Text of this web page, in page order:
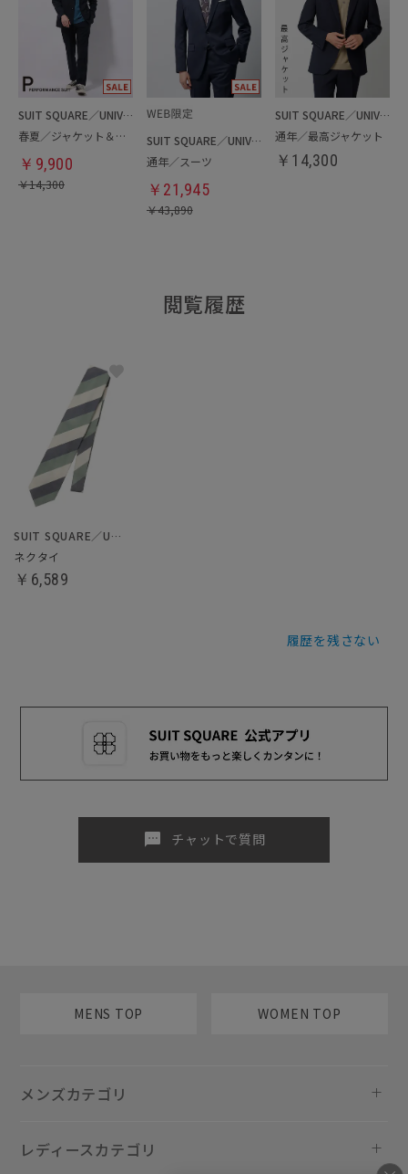
SUIT SQUARE／UNIVERSAL LANGUAGE
春夏／ジャケット＆パンツセットアップ／洗濯ネット付き
￥ 9,900
￥14,300
SUIT SQUARE／UNIVERSAL LANGUAGE
通年／スーツ
￥ 21,945
￥43,890
SUIT SQUARE／UNIVERSAL LANGUAGE
通年／最高ジャケット
￥ 14,300
閲覧履歴
SUIT SQUARE／UNIVERSAL LANGUAGE
ネクタイ
￥6,589
履歴を残さない
sms チャットで質問
MENS TOP WOMEN TOP
メンズカテゴリ
レディースカテゴリ